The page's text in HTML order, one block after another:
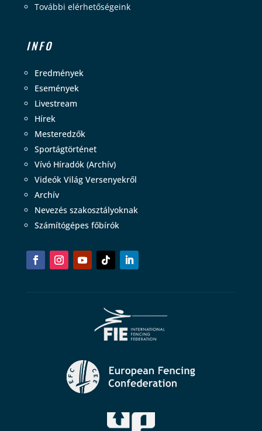
További elérhetőségeink
INFO
Eredmények
Események
Livestream
Hírek
Mesteredzők
Sportágtörténet
Vívó Híradók (Archív)
Videók Világ Versenyekről
Archív
Nevezés szakosztályoknak
Számítógépes főbírók